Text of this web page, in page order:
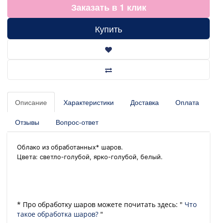
Заказать в 1 клик
Купить
Описание Характеристики Доставка Оплата
Отзывы Вопрос-ответ
Облако из обработанных* шаров.
Цвета: светло-голубой, ярко-голубой, белый.
* Про обработку шаров можете почитать здесь: " Что
такое обработка шаров? "